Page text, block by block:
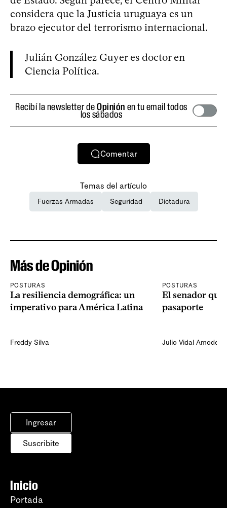
considera que la Justicia uruguaya es un
brazo ejecutor del terrorismo internacional.
Julián González Guyer es doctor en
Ciencia Política.
Recibí la newsletter deOpinión en tu email todos
los sábados
Comentar
Temas del artículo
Fuerzas Armadas Seguridad Dictadura
Más de Opinión
POSTURAS
La resiliencia demográfica: un
imperativo para América Latina
Freddy Silva
POSTURAS
El senador
pasaporte
Julio Vidal Amodeo
Ingresar
Suscribite
Inicio
Portada